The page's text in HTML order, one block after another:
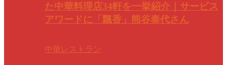
た中華料理店34軒を一挙紹介｜サービス
アワードに「飄香」熊谷泰代さん
中華レストラン